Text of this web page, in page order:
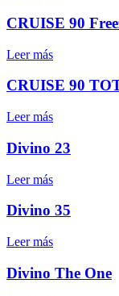
CRUISE 90
Leer más
CRUISE 90
Leer más
Divino 23
Leer más
Divino 35
Leer más
Divino The One